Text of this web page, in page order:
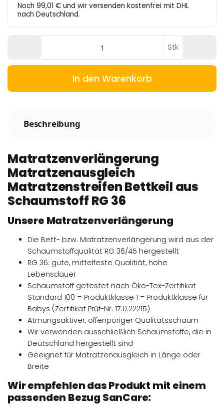
Noch 99,01 € und wir versenden kostenfrei mit DHL
nach Deutschland.
Stk
In den Warenkorb
Beschreibung
Matratzenverlängerung
Matratzenausgleich
Matratzenstreifen Bettkeil aus
Schaumstoff RG 36
Unsere Matratzenverlängerung
Die Bett- bzw. Matratzenverlängerung wird aus der
Schaumstoffqualität RG 36/45 hergestellt
RG 36: gute, mittelfeste Qualitiät, hohe
Lebensdauer
Schaumstoff getestet nach Öko-Tex-Zertifikat
Standard 100 = Produktklasse 1 = Produktklasse für
Babys (Zertifikat Prüf-Nr. 17.0.22215)
Atmungsaktiver, offenporiger Qualitätsschaum
Wir verwenden ausschließlich Schaumstoffe, die in
Deutschland hergestellt sind
Geeignet für Matratzenausgleich in Länge oder
Breite
Wir empfehlen das Produkt mit einem
passenden Bezug SanCare: